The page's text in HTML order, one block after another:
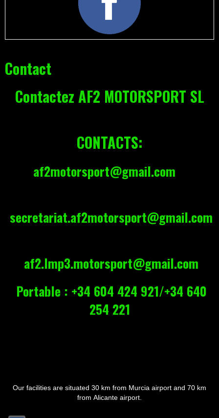
Contact
Contactez AF2 MOTORSPORT SL
CONTACTS:
af2motorsport@gmail.com
secretariat.af2motorsport@gmail.com
af2.lmp3.motorsport@gmail.com
Portable : +34 604 424 921/+34 640
254 221
Our facilities are situated 30 km from Murcia airport and 70 km
from Alicante airport.